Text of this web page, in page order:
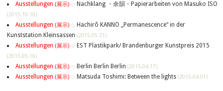
Ausstellungen (展示) ◇ Nachklang ・余韻・Papierarbeiten von Masuko ISO
(2015.10.10)
Ausstellungen (展示) ◇ Hachirô KANNO „Permanescence“ in der
Kunststation Kleinsassen (2015.05.31)
Ausstellungen (展示) ◇ EST Plastikpark/ Brandenburger Kunstpreis 2015
(2015.05.16)
Ausstellungen (展示) ◇ Berlin Berlin Berlin (2015.04.17)
Ausstellungen (展示) ◇ Matsuda Toshimi: Between the lights (2015.04.01)